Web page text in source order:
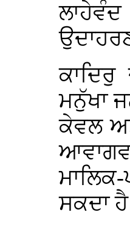
ਮਨੁੱਖਾ
ਕੇਵਲ
ਸਕਦਾ